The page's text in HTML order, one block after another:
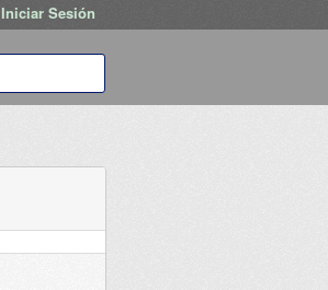
Iniciar Sesión